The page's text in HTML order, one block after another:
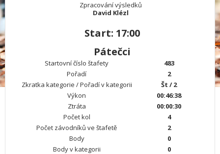
Zpracování výsledků
David Klézl
Start: 17:00
Pátečci
Startovní číslo štafety
483
Pořadí
2
Zkratka kategorie / Pořadí v kategorii
Št / 2
Výkon
00:46:38
Ztráta
00:00:30
Počet kol
4
Počet závodníků ve štafetě
2
Body
0
Body v kategorii
0